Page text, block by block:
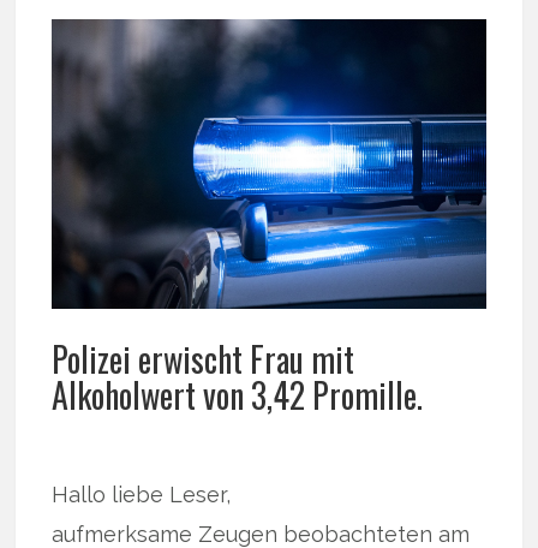
Polizei erwischt Frau mit
Alkoholwert von 3,42 Promille.
Hallo liebe Leser,
aufmerksame Zeugen beobachteten am